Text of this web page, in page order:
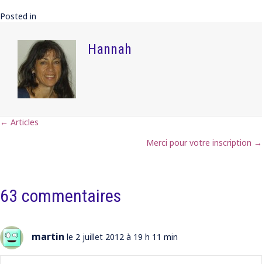
Posted in
Hannah
Posts
← Articles
Merci pour votre inscription →
63 commentaires
martin le 2 juillet 2012 à 19 h 11 min